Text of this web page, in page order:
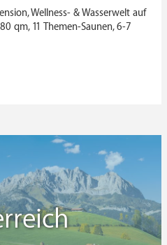
Wellness- & Wasserwelt auf
qm, 11 Themen-Saunen, 6-7